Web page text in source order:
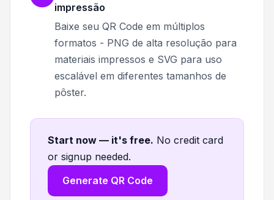
impressão
Baixe seu QR Code em múltiplos
formatos - PNG de alta resolução para
materiais impressos e SVG para uso
escalável em diferentes tamanhos de
pôster.
Start now — it's free. No credit card
or signup needed.
Generate QR Code